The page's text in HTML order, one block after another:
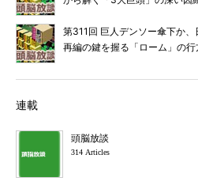
第311回 巨人デンソー傘下か
再編の鍵を握る「ローム」の行
連載
頭脳放談
314 Articles